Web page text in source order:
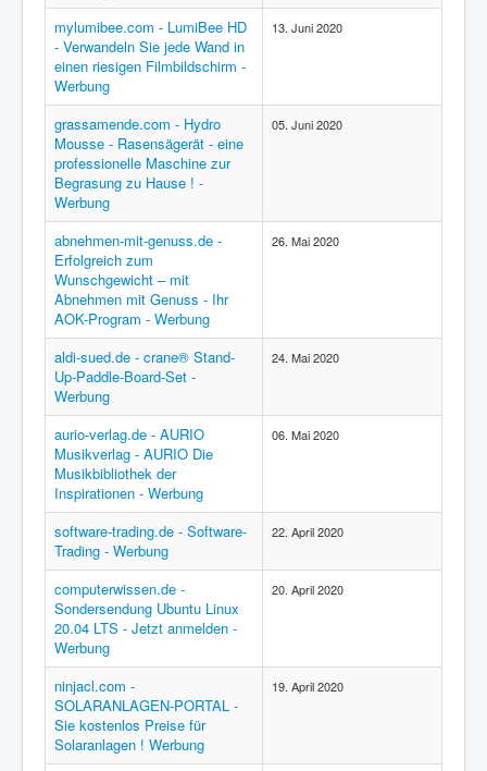
mylumibee.com - LumiBee HD
- Verwandeln Sie jede Wand in
einen riesigen Filmbildschirm -
Werbung
13. Juni 2020
grassamende.com - Hydro
Mousse - Rasensägerät - eine
professionelle Maschine zur
Begrasung zu Hause ! -
Werbung
05. Juni 2020
abnehmen-mit-genuss.de -
Erfolgreich zum
Wunschgewicht – mit
Abnehmen mit Genuss - Ihr
AOK-Program - Werbung
26. Mai 2020
aldi-sued.de - crane® Stand-
Up-Paddle-Board-Set -
Werbung
24. Mai 2020
aurio-verlag.de - AURIO
Musikverlag - AURIO Die
Musikbibliothek der
Inspirationen - Werbung
06. Mai 2020
software-trading.de - Software-
Trading - Werbung
22. April 2020
computerwissen.de -
Sondersendung Ubuntu Linux
20.04 LTS - Jetzt anmelden -
Werbung
20. April 2020
ninjacl.com -
SOLARANLAGEN-PORTAL -
Sie kostenlos Preise für
Solaranlagen ! Werbung
19. April 2020